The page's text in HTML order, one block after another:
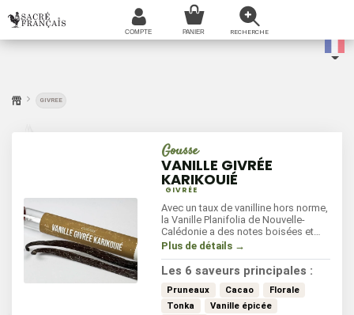
GIVREE
Gousse
VANILLE GIVRÉE
KARIKOUIÉ
GIVRÉE
Avec un taux de vanilline hors norme,
la Vanille Planifolia de Nouvelle-
Calédonie a des notes boisées et
épicées, avec des évocations de
nuances proviennent du processus
de fermentation et de séchage qui
confèrent une profondeur
aromatique inégalée apportant une
Plus de détails →
Les 6 saveurs principales :
Pruneaux Cacao
Florale
Tonka
Vanille épicée